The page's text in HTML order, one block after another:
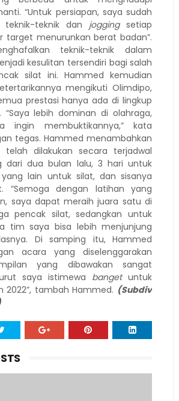
“Untuk persiapan, saya sudah
teknik-teknik dan joggingsetiap
target menurunkan berat badan”.
teknik-teknik dalam
kesulitan tersendiri bagi salah
silat ini. Hammed kemudian
mengikuti Olimdipo,
prestasi hanya ada di lingkup
“Saya lebih dominan di olahraga,
ingin membuktikannya,” kata
tegas. Hammed menambahkan
telah dilakukan secara terjadwal
dari dua bulan lalu, 3 hari untuk
lain untuk silat, dan sisanya
“Semoga dengan latihan yang
saya dapat meraih juara satu di
pencak silat, sedangkan untuk
tim saya bisa lebih menjunjung
Di samping itu, Hammed
acara yang diselenggarakan
yang dibawakan sangat
saya istimewa bangetuntuk
2022”, tambah Hammed. (Subdiv